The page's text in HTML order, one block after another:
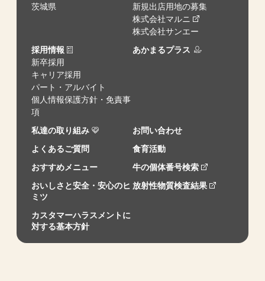
茨城県
新規出店用地の募集
株式会社マルニ
株式会社サンエー
採用情報
新卒採用
キャリア採用
パート・アルバイト
個人情報保護方針・免責事
項
あかまるプラス
私達の取り組み
お問い合わせ
よくあるご質問
食育活動
おすすめメニュー
牛の個体番号検索
おいしさと安全・安心のヒ
ミツ
放射性物質検査結果
カスタマーハラスメントに
対する基本方針